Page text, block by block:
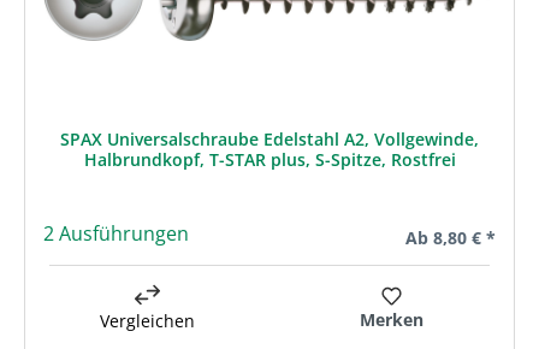
SPAX Universalschraube Edelstahl A2, Vollgewinde,
Halbrundkopf, T-STAR plus, S-Spitze, Rostfrei
2 Ausführungen Regulärer Preis:
Ab 8,80 € *
Vergleichen Merken